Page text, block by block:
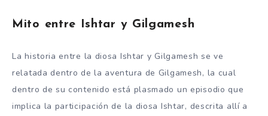
Mito entre Ishtar y Gilgamesh
La historia entre la diosa Ishtar y Gilgamesh se ve
relatada dentro de la aventura de Gilgamesh, la cual
dentro de su contenido está plasmado un episodio que
implica la participación de la diosa Ishtar, descrita allí a